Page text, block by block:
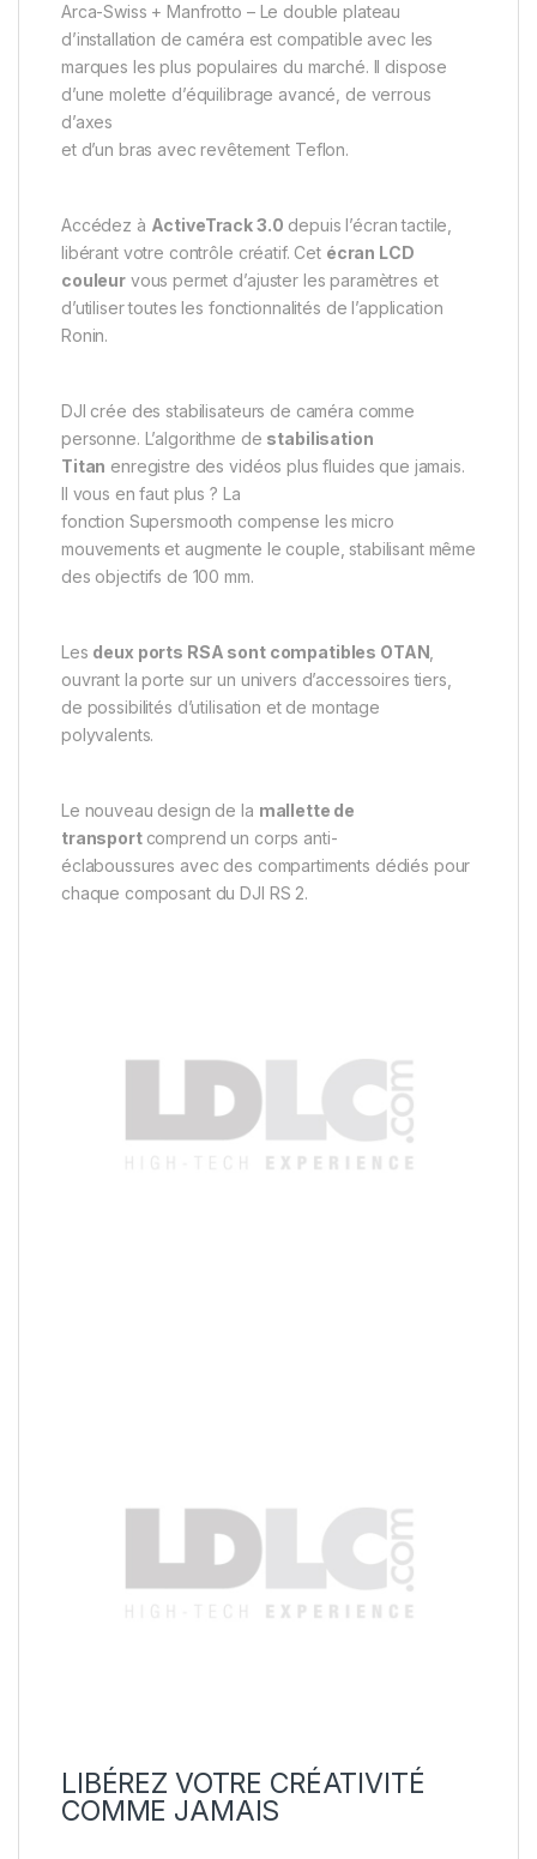
Arca-Swiss + Manfrotto – Le double plateau
d’installation de caméra est compatible avec les
marques les plus populaires du marché. Il dispose
d’une molette d’équilibrage avancé, de verrous
d’axes
et d’un bras avec revêtement Teflon.
Accédez à ActiveTrack 3.0 depuis l’écran tactile,
libérant votre contrôle créatif. Cet écran LCD
couleur vous permet d’ajuster les paramètres et
d’utiliser toutes les fonctionnalités de l’application
Ronin.
DJI crée des stabilisateurs de caméra comme
personne. L’algorithme de stabilisation
Titan enregistre des vidéos plus fluides que jamais.
Il vous en faut plus ? La
fonction Supersmooth compense les micro
mouvements et augmente le couple, stabilisant même
des objectifs de 100 mm.
Les deux ports RSA sont compatibles OTAN
ouvrant la porte sur un univers d’accessoires tiers,
de possibilités d’utilisation et de montage
polyvalents.
Le nouveau design de la mallette de
transport comprend un corps anti-
éclaboussures avec des compartiments dédiés pour
chaque composant du DJI RS 2.
LIBÉREZ VOTRE CRÉATIVITÉ
COMME JAMAIS